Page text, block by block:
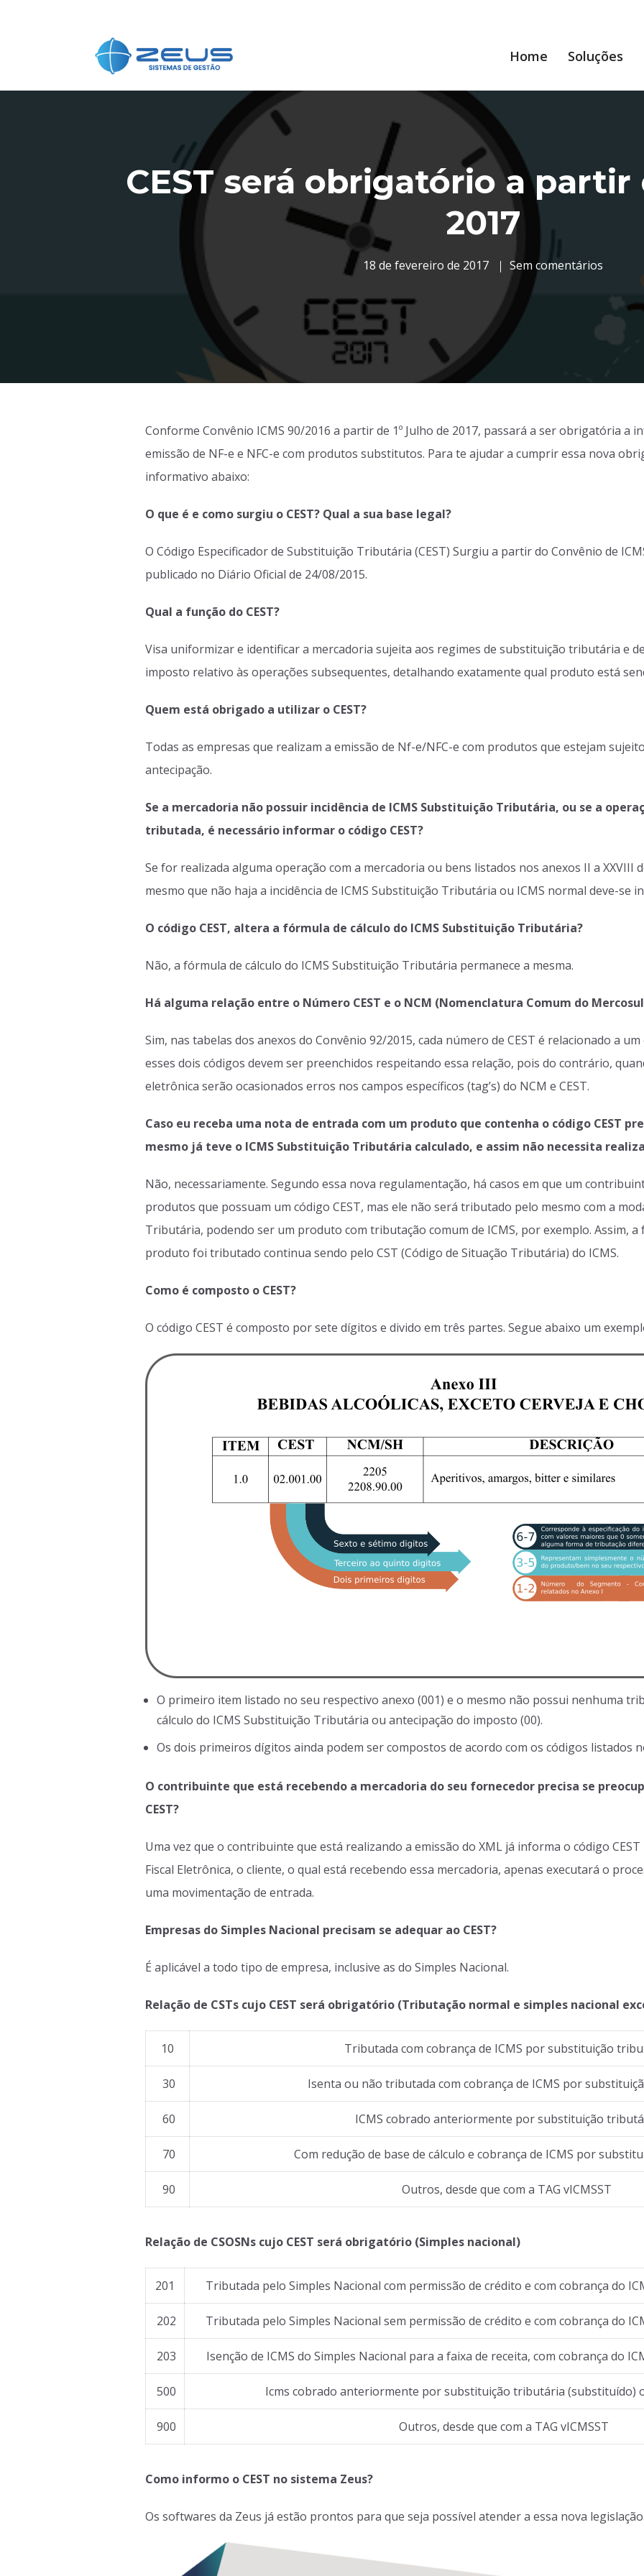
Home Soluções
CEST será obrigatório a
2017
18 de fevereiro de 2017 Sem comentários
Conforme Convênio ICMS 90/2016 a partir de 1º Julho de 2017, passará a ser obrigatória a
emissão de NF-e e NFC-e com produtos substitutos. Para te ajudar a cumprir essa nova
informativo abaixo:
O que é e como surgiu o CEST? Qual a sua base legal?
O Código Especificador de Substituição Tributária (CEST) Surgiu a partir do Convênio de
publicado no Diário Oficial de 24/08/2015.
Qual a função do CEST?
Visa uniformizar e identificar a mercadoria sujeita aos regimes de substituição tributária e
imposto relativo às operações subsequentes, detalhando exatamente qual produto está
Quem está obrigado a utilizar o CEST?
Todas as empresas que realizam a emissão de Nf-e/NFC-e com produtos que estejam
antecipação.
Se a mercadoria não possuir incidência de ICMS Substituição Tributária, ou se a
tributada, é necessário informar o código CEST?
Se for realizada alguma operação com a mercadoria ou bens listados nos anexos II a XXVIII
mesmo que não haja a incidência de ICMS Substituição Tributária ou ICMS normal deve-se
O código CEST, altera a fórmula de cálculo do ICMS Substituição Tributária?
Não, a fórmula de cálculo do ICMS Substituição Tributária permanece a mesma.
Há alguma relação entre o Número CEST e o NCM (Nomenclatura Comum do
Sim, nas tabelas dos anexos do Convênio 92/2015, cada número de CEST é relacionado a
esses dois códigos devem ser preenchidos respeitando essa relação, pois do contrário,
eletrônica serão ocasionados erros nos campos específicos (tag’s) do NCM e CEST.
Caso eu receba uma nota de entrada com um produto que contenha o código CEST
mesmo já teve o ICMS Substituição Tributária calculado, e assim não necessita
Não, necessariamente. Segundo essa nova regulamentação, há casos em que um
produtos que possuam um código CEST, mas ele não será tributado pelo mesmo com a
Tributária, podendo ser um produto com tributação comum de ICMS, por exemplo. Assim,
produto foi tributado continua sendo pelo CST (Código de Situação Tributária) do ICMS.
Como é composto o CEST?
O código CEST é composto por sete dígitos e divido em três partes. Segue abaixo um
O primeiro item listado no seu respectivo anexo (001) e o mesmo não possui nenhuma
cálculo do ICMS Substituição Tributária ou antecipação do imposto (00).
Os dois primeiros dígitos ainda podem ser compostos de acordo com os códigos listados
O contribuinte que está recebendo a mercadoria do seu fornecedor precisa se
CEST?
Uma vez que o contribuinte que está realizando a emissão do XML já informa o código
Fiscal Eletrônica, o cliente, o qual está recebendo essa mercadoria, apenas executará o
uma movimentação de entrada.
Empresas do Simples Nacional precisam se adequar ao CEST?
É aplicável a todo tipo de empresa, inclusive as do Simples Nacional.
Relação de CSTs cujo CEST será obrigatório (Tributação normal e simples nacional
10 Tributada com cobrança de ICMS por substituição
30 Isenta ou não tributada com cobrança de ICMS por
60 ICMS cobrado anteriormente por substituição
70 Com redução de base de cálculo e cobrança de ICMS por
90 Outros, desde que com a TAG vICMSST
Relação de CSOSNs cujo CEST será obrigatório (Simples nacional)
201 Tributada pelo Simples Nacional com permissão de crédito e com cobrança do
202 Tributada pelo Simples Nacional sem permissão de crédito e com cobrança do
203 Isenção de ICMS do Simples Nacional para a faixa de receita, com cobrança do
500 Icms cobrado anteriormente por substituição tributária (substituído)
900 Outros, desde que com a TAG vICMSST
Como informo o CEST no sistema Zeus?
Os softwares da Zeus já estão prontos para que seja possível atender a essa nova